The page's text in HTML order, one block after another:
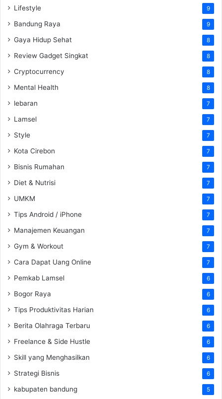
Lifestyle 9
Bandung Raya 9
Gaya Hidup Sehat 8
Review Gadget Singkat 8
Cryptocurrency 8
Mental Health 8
lebaran 7
Lamsel 7
Style 7
Kota Cirebon 7
Bisnis Rumahan 7
Diet & Nutrisi 7
UMKM 7
Tips Android / iPhone 7
Manajemen Keuangan 7
Gym & Workout 7
Cara Dapat Uang Online 7
Pemkab Lamsel 6
Bogor Raya 6
Tips Produktivitas Harian 6
Berita Olahraga Terbaru 6
Freelance & Side Hustle 6
Skill yang Menghasilkan 6
Strategi Bisnis 6
kabupaten bandung 5